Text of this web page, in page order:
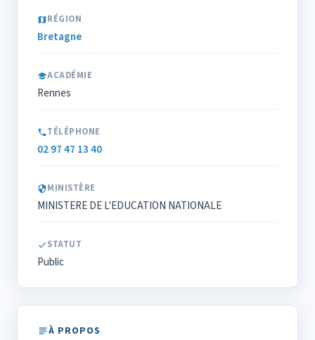
RÉGION
Bretagne
ACADÉMIE
Rennes
TÉLÉPHONE
02 97 47 13 40
MINISTÈRE
MINISTERE DE L'EDUCATION NATIONALE
STATUT
Public
À PROPOS